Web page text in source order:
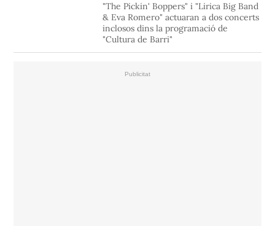
"The Pickin' Boppers" i "Lirica Big Band
& Eva Romero" actuaran a dos concerts
inclosos dins la programació de
"Cultura de Barri"